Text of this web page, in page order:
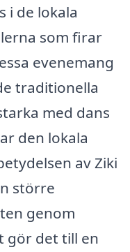
i de lokala
som firar
evenemang
traditionella
med dans
den lokala
av Ziki
större
genom
gör det till en